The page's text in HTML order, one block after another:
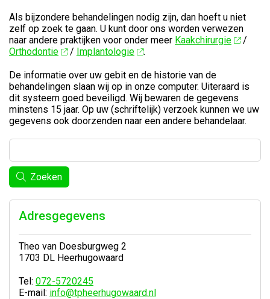
Als bijzondere behandelingen nodig zijn, dan hoeft u niet
zelf op zoek te gaan. U kunt door ons worden verwezen
naar andere praktijken voor onder meer Kaakchirurgie
/
Orthodontie
/ Implantologie .
De informatie over uw gebit en de historie van de
behandelingen slaan wij op in onze computer. Uiteraard is
dit systeem goed beveiligd. Wij bewaren de gegevens
minstens 15 jaar. Op uw (schriftelijk) verzoek kunnen we uw
gegevens ook doorzenden naar een andere behandelaar.
Zoeken
Adresgegevens
Theo van Doesburgweg 2
1703 DL Heerhugowaard
Tel: 072-5720245
E-mail: info@tpheerhugowaard.nl